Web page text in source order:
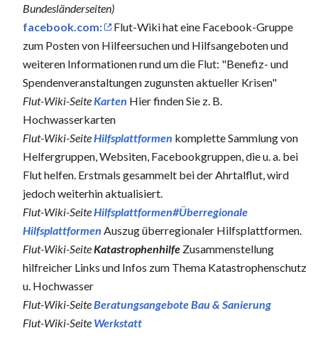
Bundesländerseiten)
facebook.com:
Flut-Wiki hat eine Facebook-Gruppe
zum Posten von Hilfeersuchen und Hilfsangeboten und
weiteren Informationen rund um die Flut: "Benefiz- und
Spendenveranstaltungen zugunsten aktueller Krisen"
Flut-Wiki-Seite Karten Hier finden Sie z. B.
Hochwasserkarten
Flut-Wiki-SeiteHilfsplattformen komplette Sammlung von
Helfergruppen, Websiten, Facebookgruppen, die u. a. bei
Flut helfen. Erstmals gesammelt bei der Ahrtalflut, wird
jedoch weiterhin aktualisiert.
Flut-Wiki-SeiteHilfsplattformen#Überregionale
Hilfsplattformen Auszug überregionaler Hilfsplattformen.
Flut-Wiki-Seite Katastrophenhilfe Zusammenstellung
hilfreicher Links und Infos zum Thema Katastrophenschutz
u. Hochwasser
Flut-Wiki-SeiteBeratungsangebote Bau & Sanierung
Flut-Wiki-Seite Werkstatt